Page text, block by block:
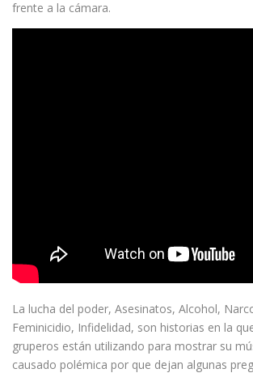
frente a la cámara.
La lucha del poder, Asesinatos, Alcohol,
Feminicidio, Infidelidad, son historias en la
gruperos están utilizando para mostrar su
causado polémica por que dejan algunas